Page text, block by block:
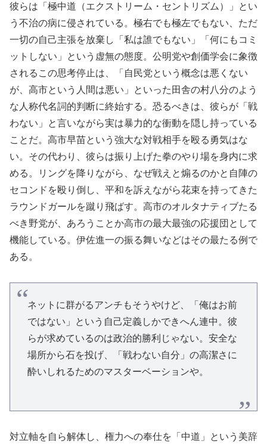
彼らは「極中道（エクストリーム・セントリズム）」とい
う不治の病に侵されている。極右でも極左でもない、ただ
一切の自己主張を放棄し「私は誰でもない」「何にもコミ
ットしない」という虚無の態度。公明党や創価学会に象徴
されるこの思考停止は、「自民党という概念は悪くない
が、高市という人間は悪い」といった田舎の村八分のよう
な人称代名詞的判断に終始する。恐るべきは、彼らが「戦
わない」と言いながら実は暴力的な衝動を隠し持っている
ことだ。高市早苗という強大な対戦相手を殴る勇気はな
い。その代わり、彼らは振り上げた拳のやり場を身内に求
める。リングを降りながら、なぜ戦えと煽るのかと自陣の
セコンドを殴り倒し、平和を訴えながら花束を持ってきた
ラウンドガールを蹴り飛ばす。高市のオルタナティブたる
べき野党が、あろうことか高市の最大最強の応援団として
機能している。伊佐進一の振る舞いなどはその最たる例で
ある。
ネットに群がるアンチもそうやけど、「俺はお前
ではない」という自己定義しかできへん連中。彼
らが求めているのは政治的勝利じゃない。安全な
場所から石を投げ、「戦わない自分」の高潔さに
酔いしれるためのマスターベーションや。
対立軸を自ら解体し、権力への奉仕を「中道」という美辞